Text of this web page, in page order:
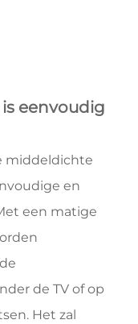
eenvoudig
middeldichte
en
een matige
de TV of op
Het zal